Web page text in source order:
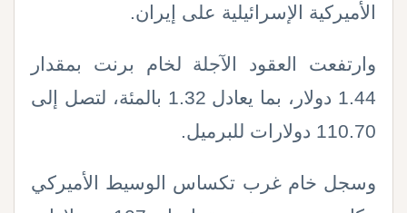
الأميركية الإسرائيلية على إيران.
وارتفعت العقود الآجلة لخام برنت بمقدار
1.44 دولار، بما يعادل 1.32 بالمئة، لتصل إلى
110.70 دولارات للبرميل.
وسجل خام غرب تكساس الوسيط الأميركي